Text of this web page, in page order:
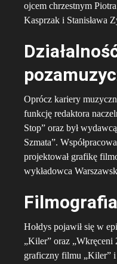
ojcem chrzestnym
Kasprzak i Stanisława
Oprócz kariery
funkcję redaktora
Stop” oraz był
Szmata”.
projektował grafikę
wykładowca
Filmografia
Hołdys pojawił się w
„Kiler” oraz „Wkręceni
graficzny filmu „Kiler”